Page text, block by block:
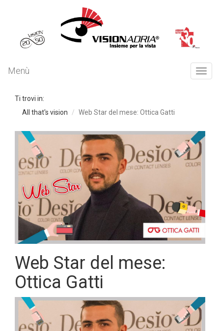
Menù
Ti trovi in:
All that's vision
Web Star del mese: Ottica Gatti
Web Star del mese:
Ottica Gatti